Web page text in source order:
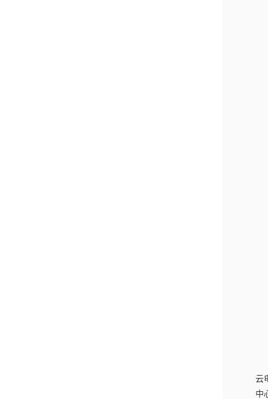
云
中